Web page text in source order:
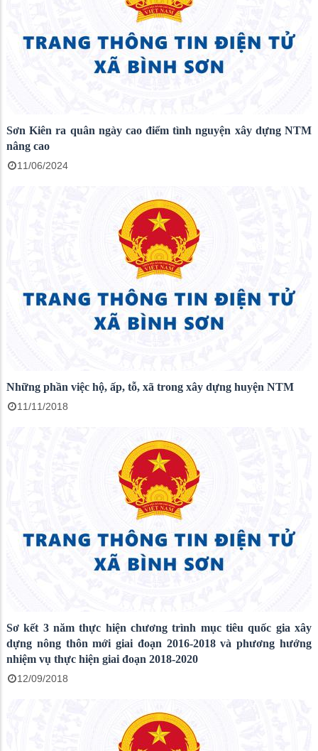
Sơn Kiên ra quân ngày cao điểm tình nguyện xây dựng NTM
nâng cao
11/06/2024
Những phần việc hộ, ấp, tỗ, xã trong xây dựng huyện NTM
11/11/2018
Sơ kết 3 năm thực hiện chương trình mục tiêu quốc gia xây
dựng nông thôn mới giai đoạn 2016-2018 và phương hướng
nhiệm vụ thực hiện giai đoạn 2018-2020
12/09/2018